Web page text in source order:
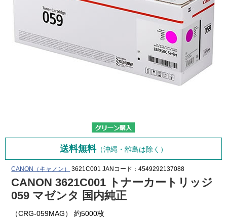
送料無料（沖縄・離島は除く）
CANON（キャノン） 3621C001 JANコード：4549292137088
CANON 3621C001 トナーカートリッジ
059 マゼンタ 国内純正
（CRG-059MAG） 約5000枚